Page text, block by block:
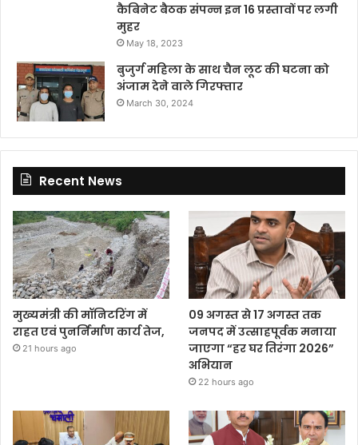
कैबिनेट बैठक संपन्न इन 16 प्रस्तावों पर लगी
मुहर
May 18, 2023
बुजुर्ग महिला के साथ चैन लूट की घटना को
अंजाम देने वाले गिरफ्तार
March 30, 2024
Recent News
मुख्यमंत्री की मॉनिटरिंग में
राहत एवं पुनर्निर्माण कार्य तेज,
21 hours ago
09 अगस्त से 17 अगस्त तक
जनपद में उत्साहपूर्वक मनाया
जाएगा “हर घर तिरंगा 2026”
अभियान
22 hours ago